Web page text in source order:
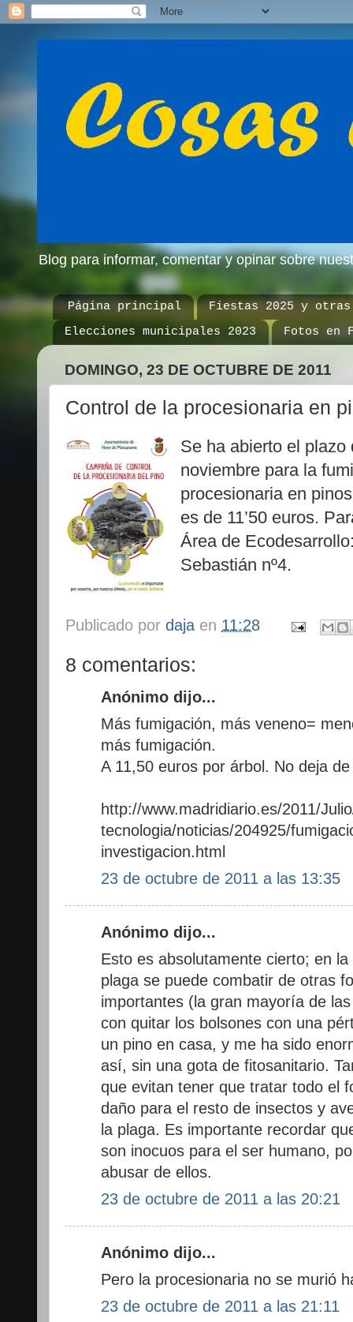
Blog para informar, comentar y opinar sobre
Página principal
Fiestas 2025 y otras
Elecciones municipales 2023
Fotos en
DOMINGO, 23 DE OCTUBRE DE 2011
Control de la procesionaria en
Se ha abierto el
noviembre para la
procesionaria en
es de 11’50 euros.
Área de
Sebastián nº4.
Publicado por daja en 11:28
8 comentarios:
Anónimo dijo...
Más fumigación, más veneno=
más fumigación.
A 11,50 euros por árbol. No deja
http://www.madridiario.es/2011/
tecnologia/noticias/204925/
investigacion.html
23 de octubre de 2011 a las 13:35
Anónimo dijo...
Esto es absolutamente cierto; en
plaga se puede combatir de otras
importantes (la gran mayoría de
con quitar los bolsones con una
un pino en casa, y me ha sido
así, sin una gota de fitosanitario.
que evitan tener que tratar todo el
daño para el resto de insectos y
la plaga. Es importante recordar
son inocuos para el ser humano,
abusar de ellos.
23 de octubre de 2011 a las 20:21
Anónimo dijo...
Pero la procesionaria no se murió
23 de octubre de 2011 a las 21:11